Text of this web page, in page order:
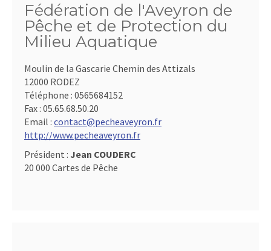
Fédération de l'Aveyron de
Pêche et de Protection du
Milieu Aquatique
Moulin de la Gascarie Chemin des Attizals
12000 RODEZ
Téléphone : 0565684152
Fax : 05.65.68.50.20
Email : contact@pecheaveyron.fr
http://www.pecheaveyron.fr
Président : Jean COUDERC
20 000 Cartes de Pêche